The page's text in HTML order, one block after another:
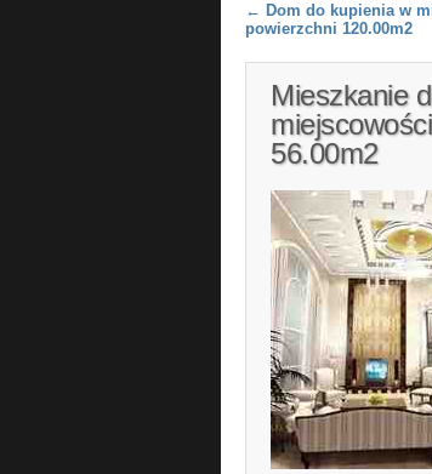
Post navigation
← Dom do kupienia w
powierzchni 120.00m2
Mieszkanie
56.00m2